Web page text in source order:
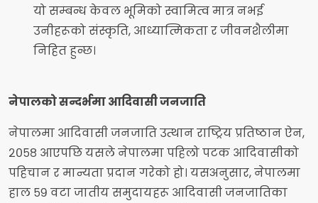
यो सम्बन्ध केवल भूमिको स्वामित्व मात्र नभई
उनीहरूको संस्कृति, आध्यात्मिकता र जीवनशैलीमा
निहित हुन्छ।
नेपालको सन्दर्भमा आदिवासी जनजाति
नेपालमा आदिवासी जनजाति उत्थान राष्ट्रिय प्रतिष्ठान ऐन,
२०५८ आएपछि यसले नेपालमा पहिलो पटक आदिवासीको
पहिचान र मान्यता प्रदान गरेको हो। यसअनुसार, नेपालमा
हाल ५९ वटा जातीय समुदायहरू आदिवासी जनजातिका